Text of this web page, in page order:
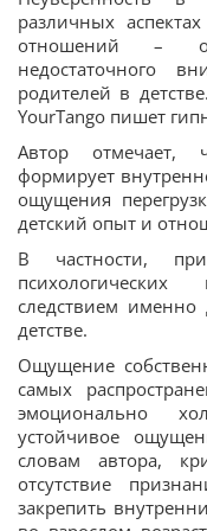
различных
отношений –
недостаточного
родителей в
YourTango пишет
Автор отмечает,
формирует
ощущения
детский опыт и
В частности,
следствием
детстве.
Ощущение
самых
эмоционально
устойчивое
словам автора,
отсутствие
закрепить